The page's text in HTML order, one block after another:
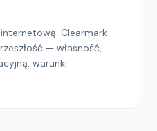
Clearmark
— własność,
warunki